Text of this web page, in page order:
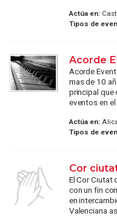
Actúa en:
Tipos de
Acorde
Acorde
mas de 10
principal que
eventos en el
Actúa en:
Tipos de
Cor
El Cor Ciutat
con un fin
en
Valenciana